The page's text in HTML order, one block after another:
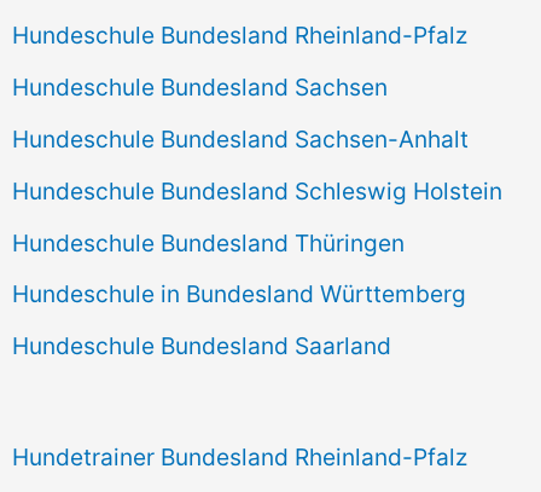
Hundeschule Bundesland Rheinland-Pfalz
Hundeschule Bundesland Sachsen
Hundeschule Bundesland Sachsen-Anhalt
Hundeschule Bundesland Schleswig Holstein
Hundeschule Bundesland Thüringen
Hundeschule in Bundesland Württemberg
Hundeschule Bundesland Saarland
Hundetrainer Bundesland Rheinland-Pfalz